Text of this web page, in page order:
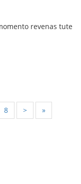
revenas tute
8 > »